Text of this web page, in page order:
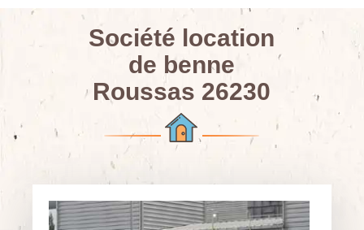
Société location
de benne
Roussas 26230